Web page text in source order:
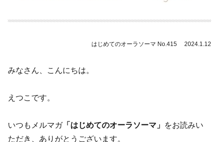
はじめてのオーラソーマ No.415 2024.1.12
みなさん、こんにちは。
えつこです。
いつもメルマガ「はじめてのオーラソーマ」 をお読みい
ただき、ありがとうございます。